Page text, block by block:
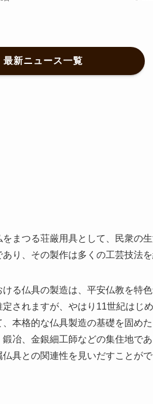
最新ニュース一覧
をまつる荘厳用具として、民衆の
あり、その製作は多くの工芸技法
ける仏具の製造は、平安仏教を特
定されますが、やはり11世紀はじ
、本格的な仏具製造の基礎を固め
鍛冶、金銀細工師などの集住地で
仏具との関連性を見いだすことがで